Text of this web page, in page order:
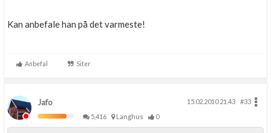
Kan anbefale han på det varmeste!
Anbefal Siter
Jafo 15.02.2010 21.43
#33
5,416
Langhus 0